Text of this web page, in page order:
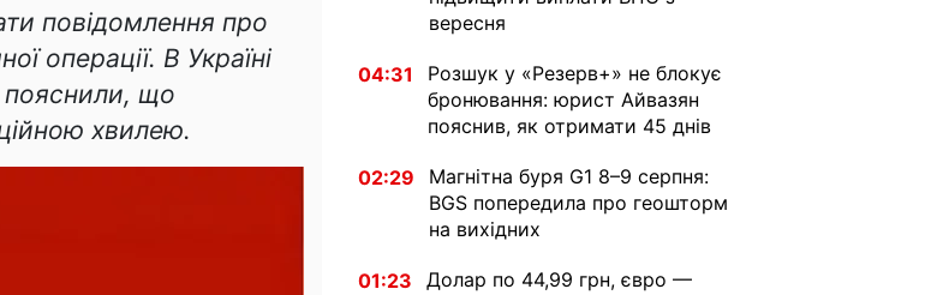
повідомлення про
операції. В Україні
пояснили, що
хвилею.
вересня
04:31
Розшук у «Резерв+» не блокує
бронювання: юрист Айвазян
пояснив, як отримати 45 днів
02:29
Магнітна буря G1 8–9 серпня:
BGS попередила про геошторм
на вихідних
01:23
Долар по 44,99 грн, євро —